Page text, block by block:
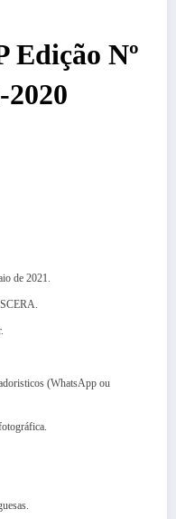
Edição Nº
2020
de 2021.
(WhatsApp ou